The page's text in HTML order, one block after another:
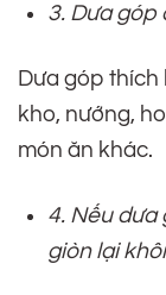
3. Dưa góp
Dưa góp thích
kho, nướng,
món ăn khác.
4. Nếu dưa
giòn lại